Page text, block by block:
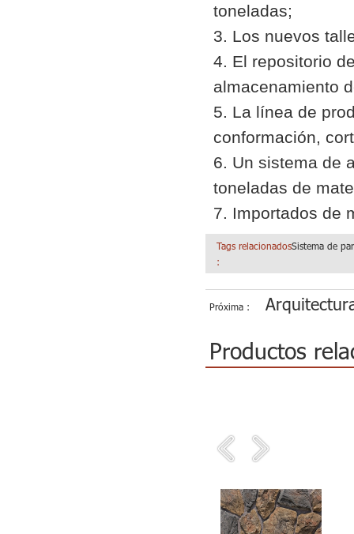
toneladas;
3. Los nuevos
4. El repositorio
almacenamiento
5. La línea de
conformación,
6. Un sistema de
toneladas de
7. Importados de
Tags relacionados
:
Sistema de
Próxima :
Productos